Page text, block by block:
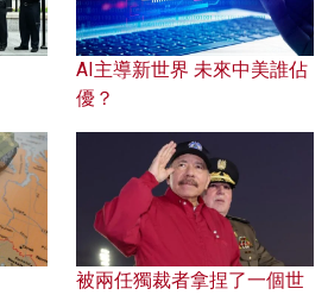
AI主導新世界 未來中美誰佔
優？
被兩任獨裁者拿捏了一個世